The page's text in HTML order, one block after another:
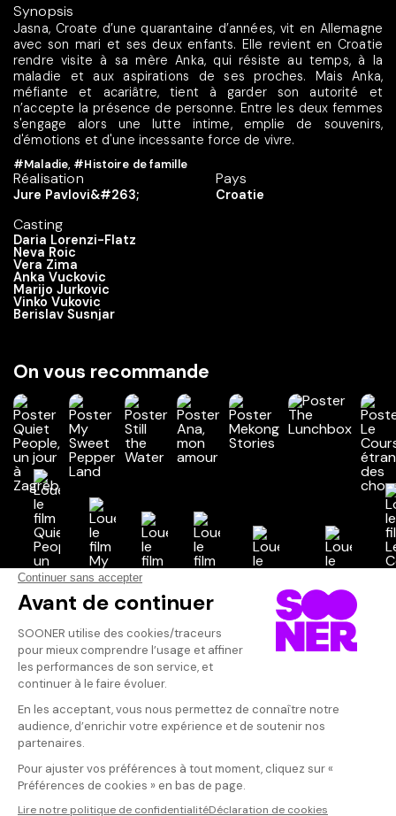
Synopsis
Jasna, Croate d’une quarantaine d’années, vit en Allemagne
avec son mari et ses deux enfants. Elle revient en Croatie
rendre visite à sa mère Anka, qui résiste au temps, à la
maladie et aux aspirations de ses proches. Mais Anka,
méfiante et acariâtre, tient à garder son autorité et
n’accepte la présence de personne. Entre les deux femmes
s'engage alors une lutte intime, emplie de souvenirs,
d'émotions et d'une incessante force de vivre.
#Maladie, #Histoire de famille
Réalisation
Jure Pavlovi&#263;
Casting
Daria Lorenzi-Flatz
Neva Roic
Vera Zima
Anka Vuckovic
Marijo Jurkovic
Vinko Vukovic
Berislav Susnjar
Pays
Croatie
On vous recommande
Vos avis
Donnez votre avis
Votre note
Votre commentaire
Il faut vous connecter pour
publier un avis